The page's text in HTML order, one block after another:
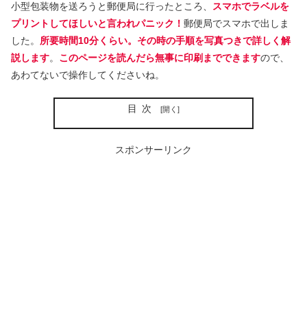
小型包装物を送ろうと郵便局に行ったところ、 スマホでラベルを
プリントしてほしいと言われパニック！ 郵便局でスマホで出しま
した。 所要時間10分くらい。その時の手順を写真つきで詳しく解
説します。 このページを読んだら無事に印刷までできますので、
あわてないで操作してくださいね。
目次
スポンサーリンク